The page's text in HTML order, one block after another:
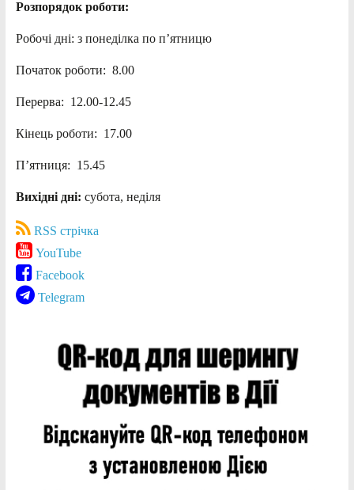
Розпорядок роботи:
Робочі дні: з понеділка по п’ятницю
Початок роботи: 8.00
Перерва: 12.00-12.45
Кінець роботи: 17.00
П’ятниця: 15.45
Вихідні дні: субота, неділя
RSS стрічка
YouTube
Facebook
Telegram